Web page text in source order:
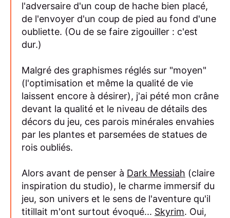
l'adversaire d'un coup de hache bien placé,
de l'envoyer d'un coup de pied au fond d'une
oubliette. (Ou de se faire zigouiller : c'est
dur.)
Malgré des graphismes réglés sur "moyen"
(l'optimisation et même la qualité de vie
laissent encore à désirer), j'ai pété mon crâne
devant la qualité et le niveau de détails des
décors du jeu, ces parois minérales envahies
par les plantes et parsemées de statues de
rois oubliés.
Alors avant de penser à Dark Messiah (claire
inspiration du studio), le charme immersif du
jeu, son univers et le sens de l'aventure qu'il
titillait m'ont surtout évoqué... Skyrim. Oui,